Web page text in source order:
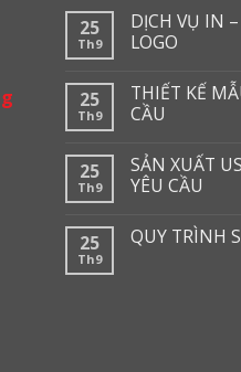
25
Th9
DỊCH VỤ IN
LOGO
25
Th9
THIẾT KẾ
CẦU
25
Th9
SẢN XUẤT
YÊU CẦU
25
Th9
QUY TRÌNH